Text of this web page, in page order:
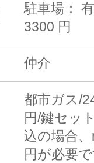
駐車場：
3300 円
仲介
都市ガス/
円/鍵セッ
込の場合
円が必要